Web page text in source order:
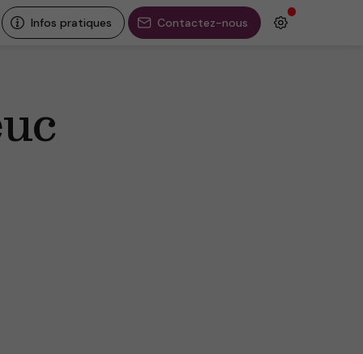
Infos pratiques Contactez-nous